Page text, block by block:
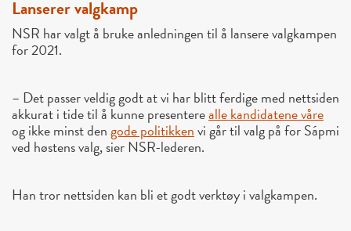
Lanserer valgkamp
NSR har valgt å bruke anledningen til å lansere valgkampen
for 2021.
– Det passer veldig godt at vi har blitt ferdige med nettsiden
akkurat i tide til å kunne presenterealle kandidatene våre
og ikke minst dengode politikkenvi går til valg på for Sápmi
ved høstens valg, sier NSR-lederen.
Han tror nettsiden kan bli et godt verktøy i valgkampen.